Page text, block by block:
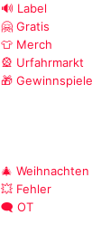
🔊 Label
🤗 Gratis
👕 Merch
🎡 Urfahrmarkt
🎁 Gewinnspiele
🎄 Weihnachten
💥 Fehler
🗨️ OT